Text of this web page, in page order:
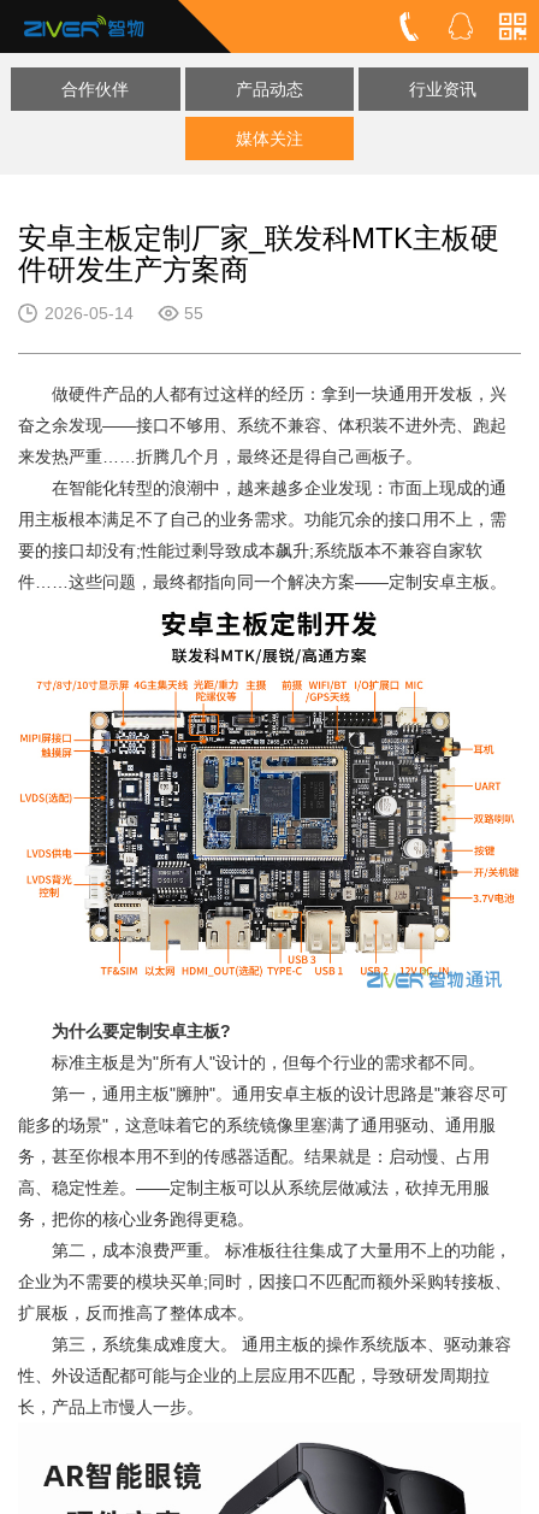
合作伙伴 产品动态 行业资讯
媒体关注
安卓主板定制厂家_联发科MTK主板硬
件研发生产方案商
2026-05-14 55
做硬件产品的人都有过这样的经历：拿到一块通用开发板，兴
奋之余发现——接口不够用、系统不兼容、体积装不进外壳、跑起
来发热严重……折腾几个月，最终还是得自己画板子。
在智能化转型的浪潮中，越来越多企业发现：市面上现成的通
用主板根本满足不了自己的业务需求。功能冗余的接口用不上，需
要的接口却没有;性能过剩导致成本飙升;系统版本不兼容自家软
件……这些问题，最终都指向同一个解决方案——定制安卓主板。
为什么要定制安卓主板?
标准主板是为"所有人"设计的，但每个行业的需求都不同。
第一，通用主板"臃肿"。通用安卓主板的设计思路是"兼容尽可
能多的场景"，这意味着它的系统镜像里塞满了通用驱动、通用服
务，甚至你根本用不到的传感器适配。结果就是：启动慢、占用
高、稳定性差。——定制主板可以从系统层做减法，砍掉无用服
务，把你的核心业务跑得更稳。
第二，成本浪费严重。 标准板往往集成了大量用不上的功能，
企业为不需要的模块买单;同时，因接口不匹配而额外采购转接板、
扩展板，反而推高了整体成本。
第三，系统集成难度大。 通用主板的操作系统版本、驱动兼容
性、外设适配都可能与企业的上层应用不匹配，导致研发周期拉
长，产品上市慢人一步。